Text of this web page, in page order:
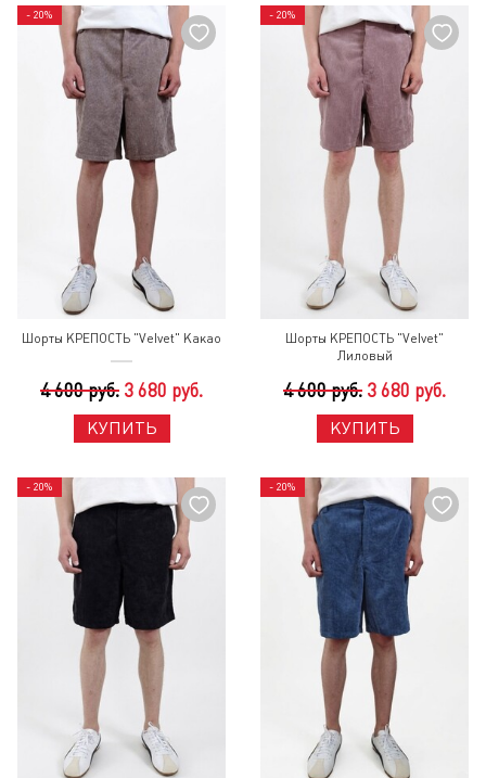
- 20%
Шорты КРЕПОСТЬ "Velvet" Какао
4 600 руб. 3 680 руб.
КУПИТЬ
- 20%
Шорты КРЕПОСТЬ "Velvet"
Лиловый
4 600 руб. 3 680 руб.
КУПИТЬ
- 20% - 20%